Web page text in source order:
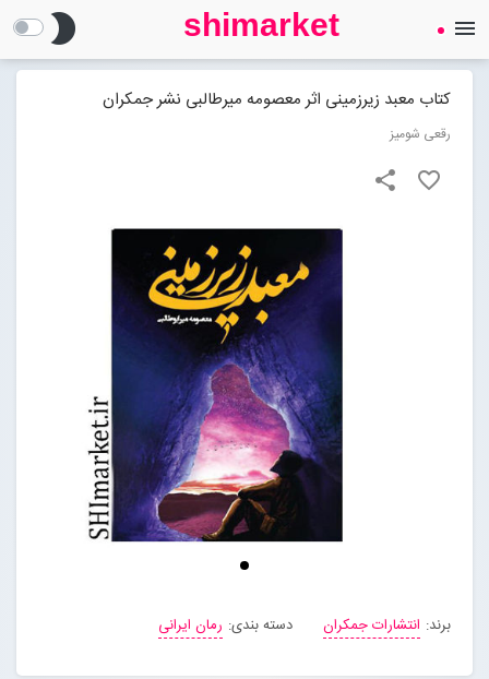
SHIMARKET
فروشگاه اینترنتی کتاب
brightness_2 shimarket menu
کتاب معبد زیرزمینی اثر معصومه میرطالبی نشر جمکران
رقعی شومیز
favorite_border
share
برند: انتشارات جمکران دسته بندی: رمان ایرانی